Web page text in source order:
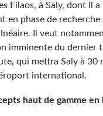
Filaos, à Saly, dont il
en phase de
Il veut
imminente du dernier
qui mettra Saly à 30
international.
haut de gamme